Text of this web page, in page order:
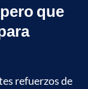
que
refuerzos de